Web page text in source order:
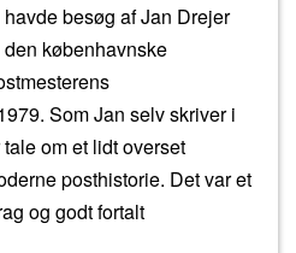
besøg af Jan Drejer
københavnske
Som Jan selv skriver i
om et lidt overset
posthistorie. Det var et
og godt fortalt